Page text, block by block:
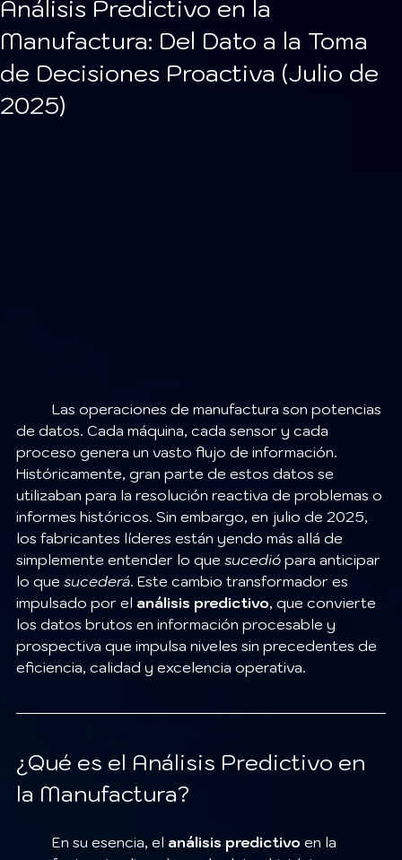
Análisis Predictivo en la
Manufactura: Del Dato a la Toma
de Decisiones Proactiva (Julio de
2025)
de datos. Cada máquina, cada sensor y cada
proceso genera un vasto flujo de información.
Históricamente, gran parte de estos datos se
utilizaban para la resolución reactiva de problemas o
informes históricos. Sin embargo, en julio de 2025,
los fabricantes líderes están yendo más allá de
simplemente entender lo que sucedió para anticipar
lo que sucederá. Este cambio transformador es
impulsado por el análisis predictivo, que convierte
los datos brutos en información procesable y
prospectiva que impulsa niveles sin precedentes de
eficiencia, calidad y excelencia operativa.
¿Qué es el Análisis Predictivo en
la Manufactura?
	En su esencia, el
análisis predictivo en la